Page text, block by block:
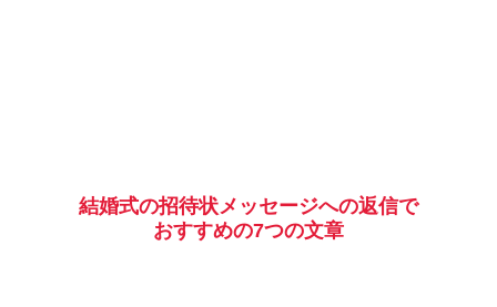
結婚式の招待状メッセージへの返信で
おすすめの7つの文章